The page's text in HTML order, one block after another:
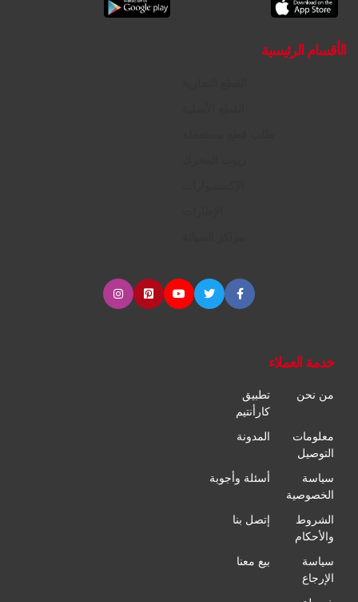
الأقسام الرئيسية
خدمة العملاء
من نحن
تطبيق
كارأنتيم
معلومات
التوصيل
المدونة
سياسة
الخصوصية
أسئلة وأجوبة
الشروط
والأحكام
إتصل بنا
سياسة
الإرجاع
بيع معنا